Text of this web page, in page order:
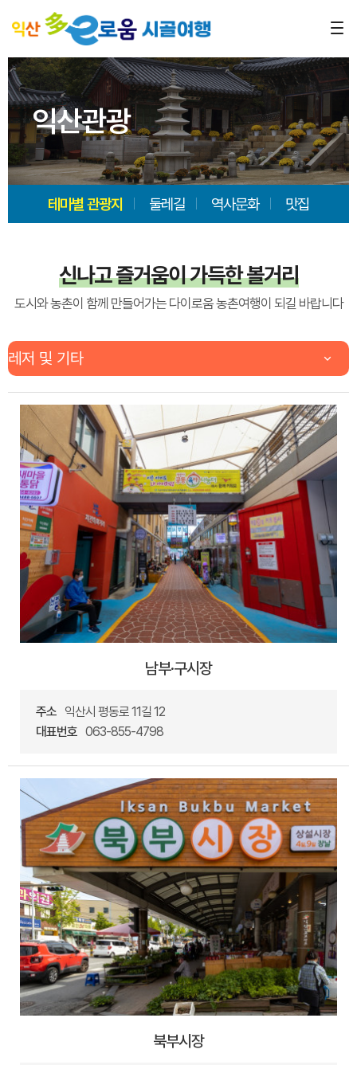
익산관광
테마별 관광지 둘레길 역사문화 맛집
신나고 즐거움이 가득한 볼거리
도시와 농촌이 함께 만들어가는 다이로움 농촌여행이 되길 바랍니다
남부·구시장
주소 익산시 평동로 11길 12
대표번호 063-855-4798
북부시장